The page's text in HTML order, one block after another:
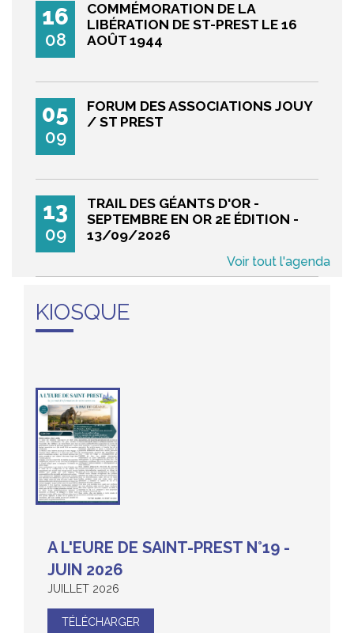
16
08
COMMÉMORATION DE LA
LIBÉRATION DE ST-PREST LE 16
AOÛT 1944
05
09
FORUM DES ASSOCIATIONS JOUY
/ ST PREST
13
09
TRAIL DES GÉANTS D'OR -
SEPTEMBRE EN OR 2E ÉDITION -
13/09/2026
KIOSQUE
A L'EURE DE SAINT-PREST N°19 -
JUIN 2026
JUILLET 2026
TÉLÉCHARGER